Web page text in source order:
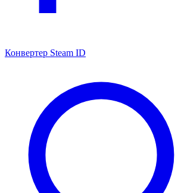
Конвертер Steam ID